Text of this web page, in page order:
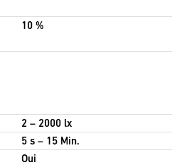
10 %
2 – 2000 lx
5 s – 15 Min.
Oui